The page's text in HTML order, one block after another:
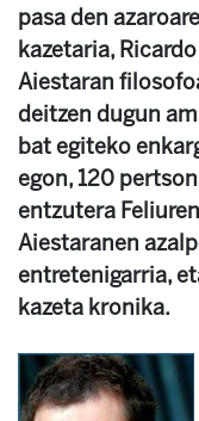
pasa den
kazetaria,
Aiestaran
deitzen dugun
bat egiteko
egon, 120
entzutera
Aiestaranen
entretenigarria,
kazeta kronika.